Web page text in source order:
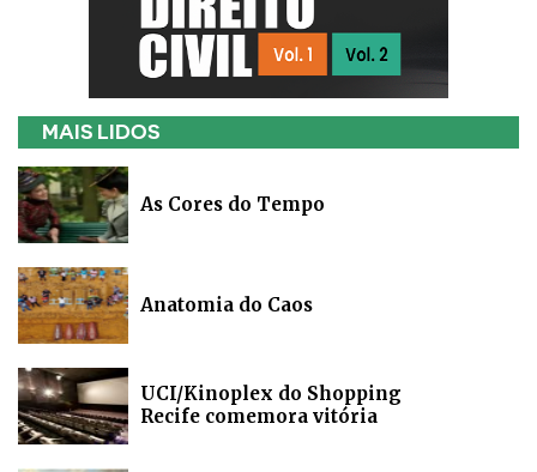
MAIS LIDOS
As Cores do Tempo
Anatomia do Caos
UCI/Kinoplex do Shopping
Recife comemora vitória